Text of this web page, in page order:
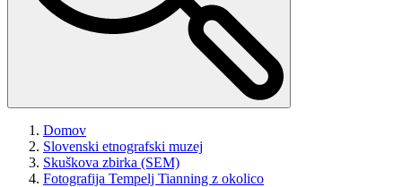
Domov
Slovenski etnografski muzej
Skuškova zbirka (SEM)
Fotografija Tempelj Tianning z okolico